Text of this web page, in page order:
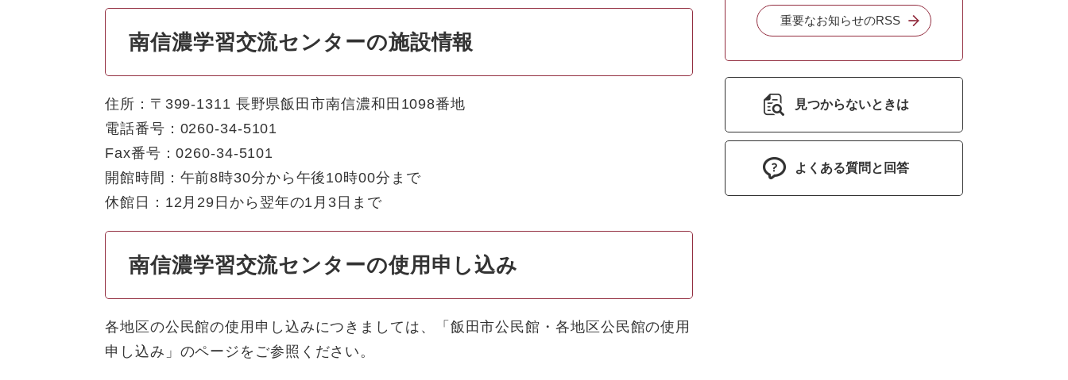
南信濃学習交流センターの施設情報
住所：〒399-1311 長野県飯田市南信濃和田1098番地
電話番号：0260-34-5101
Fax番号：0260-34-5101
開館時間：午前8時30分から午後10時00分まで
休館日：12月29日から翌年の1月3日まで
南信濃学習交流センターの使用申し込み
各地区の公民館の使用申し込みにつきましては、「飯田市公民館・各地区公民館の使用
申し込み」のページをご参照ください。
重要なお知らせのRSS
見つからないときは
よくある質問と回答